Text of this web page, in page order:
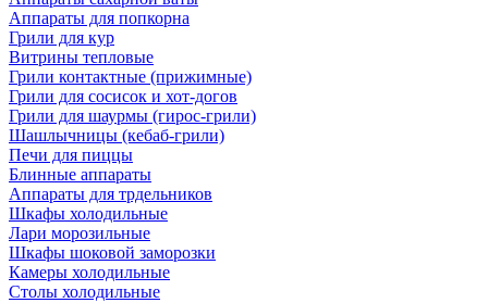
Аппараты для попкорна
Грили для кур
Витрины тепловые
Грили контактные (прижимные)
Грили для сосисок и хот-догов
Грили для шаурмы (гирос-грили)
Шашлычницы (кебаб-грили)
Печи для пиццы
Блинные аппараты
Аппараты для трдельников
Шкафы холодильные
Лари морозильные
Шкафы шоковой заморозки
Камеры холодильные
Столы холодильные